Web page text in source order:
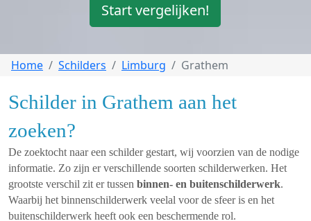
Start vergelijken!
Home Schilders Limburg Grathem
Schilder in Grathem aan het
zoeken?
De zoektocht naar een schilder gestart, wij voorzien van de nodige
informatie. Zo zijn er verschillende soorten schilderwerken. Het
grootste verschil zit er tussen binnen- en buitenschilderwerk.
Waarbij het binnenschilderwerk veelal voor de sfeer is en het
buitenschilderwerk heeft ook een beschermende rol.